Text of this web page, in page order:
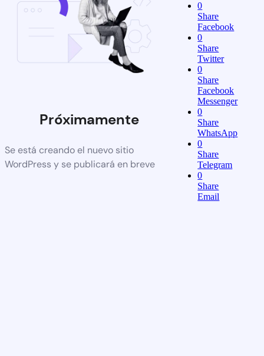
Próximamente
Se está creando el nuevo sitio
WordPress y se publicará en breve
0
Share
Facebook
0
Share
Twitter
0
Share
Facebook
Messenger
0
Share
WhatsApp
0
Share
Telegram
0
Share
Email